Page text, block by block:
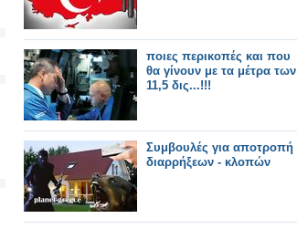
ποιες περικοπές και που
θα γίνουν με τα μέτρα των
11,5 δις...!!!
Συμβουλές για αποτροπή
διαρρήξεων - κλοπών